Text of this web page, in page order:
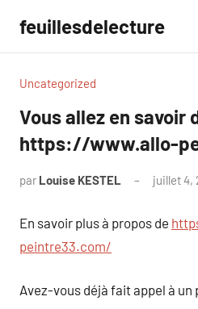
contenu
feuillesdelecture
Uncategorized
Vous allez en savoir
https://www.allo-
par Louise KESTEL juillet 4,
En savoir plus à propos de
peintre33.com/
Avez-vous déjà fait appel à un